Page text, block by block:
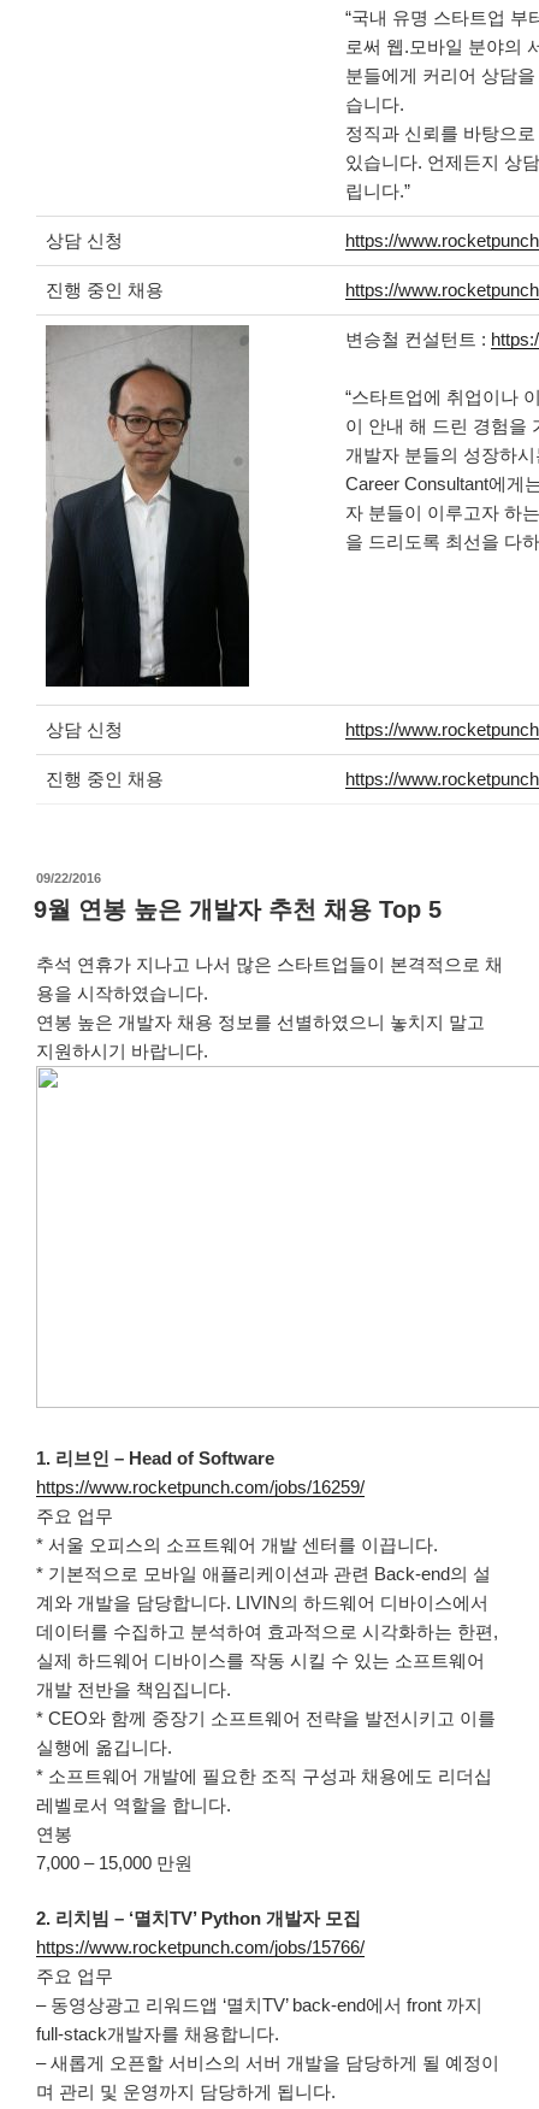
“국내 유명 스타트업 부
로써 웹.모바일 분야의
분들에게 커리어 상담
습니다.
정직과 신뢰를 바탕으
있습니다. 언제든지 상
립니다.”
상담 신청 https://
진행 중인 채용 https://
변승철 컨설턴트 :
“스타트업에 취업이나
이 안내 해 드린 경험을
개발자 분들의 성장하
Career Consultant에게
자 분들이 이루고자 하
을 드리도록 최선을 다
상담 신청 https://
진행 중인 채용 https://
작
성
일
09/22/2016
9월 연봉 높은 개발자 추천 채용 Top 5
추석 연휴가 지나고 나서 많은 스타트업들이 본격적으로 채
용을 시작하였습니다.
연봉 높은 개발자 채용 정보를 선별하였으니 놓치지 말고
지원하시기 바랍니다.
1. 리브인 – Head of Software
https://www.rocketpunch.com/jobs/16259/
주요 업무
* 서울 오피스의 소프트웨어 개발 센터를 이끕니다.
* 기본적으로 모바일 애플리케이션과 관련 Back-end의 설
계와 개발을 담당합니다. LIVIN의 하드웨어 디바이스에서
데이터를 수집하고 분석하여 효과적으로 시각화하는 한편,
실제 하드웨어 디바이스를 작동 시킬 수 있는 소프트웨어
개발 전반을 책임집니다.
* CEO와 함께 중장기 소프트웨어 전략을 발전시키고 이를
실행에 옮깁니다.
* 소프트웨어 개발에 필요한 조직 구성과 채용에도 리더십
레벨로서 역할을 합니다.
연봉
7,000 – 15,000 만원
2. 리치빔 – ‘멸치TV’ Python 개발자 모집
https://www.rocketpunch.com/jobs/15766/
주요 업무
– 동영상광고 리워드앱 ‘멸치TV’ back-end에서 front 까지
full-stack개발자를 채용합니다.
– 새롭게 오픈할 서비스의 서버 개발을 담당하게 될 예정이
며 관리 및 운영까지 담당하게 됩니다.